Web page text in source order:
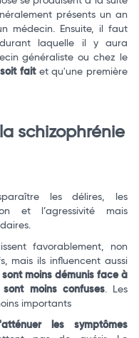
présents un an
médecin. Ensuite, il faut
laquelle il y aura
généraliste ou chez le
faitet qu'une première
schizophrénie
les délires, les
et l’agressivité mais
favorablement, non
mais ils influencent aussi
sont moins démunis face à
moins confuses. Les
importants
les symptômes